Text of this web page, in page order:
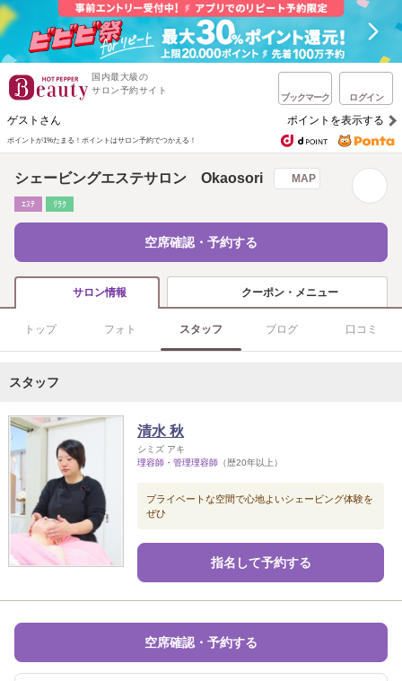
国内最大級の
サロン予約サイト
ブックマーク ログイン
ゲストさん ポイントを表示する
ポイントが1%たまる！ ポイントはサロン予約でつかえる！
シェービングエステサロン Okaosori MAP
ｴｽﾃ ﾘﾗｸ
空席確認・予約する
サロン情報 クーポン・メニュー
トップ フォト スタッフ ブログ 口コミ
スタッフ
清水 秋
シミズ アキ
理容師・管理理容師 （歴20年以上）
プライベートな空間で心地よいシェービング体験を
ぜひ
指名して予約する
空席確認・予約する